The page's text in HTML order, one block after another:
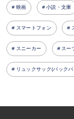
映画 小説・文庫
スマートフォン
スニーカー スー
リュックサック(バック